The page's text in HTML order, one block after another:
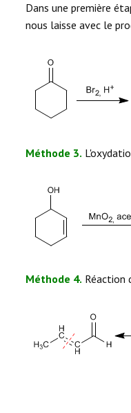
Dans une première
nous laisse avec le
Méthode 3.
Méthode 4. Réaction